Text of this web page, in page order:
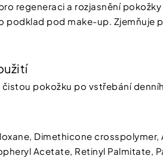
regeneraci a rozjasnění
podklad pod make-up. Zjemňuje
čistou pokožku po vstřebání
Dimethicone crosspolymer,
Acetate, Retinyl